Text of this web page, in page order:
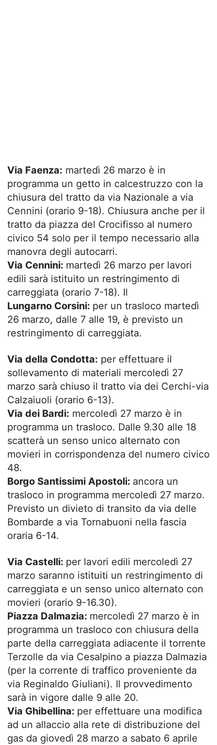
Via Faenza: martedì 26 marzo è in
programma un getto in calcestruzzo con la
chiusura del tratto da via Nazionale a via
Cennini (orario 9-18). Chiusura anche per il
tratto da piazza del Crocifisso al numero
civico 54 solo per il tempo necessario alla
manovra degli autocarri.
Via Cennini: martedì 26 marzo per lavori
edili sarà istituito un restringimento di
carreggiata (orario 7-18). Il
Lungarno Corsini: per un trasloco martedì
26 marzo, dalle 7 alle 19, è previsto un
restringimento di carreggiata.
Via della Condotta: per effettuare il
sollevamento di materiali mercoledì 27
marzo sarà chiuso il tratto via dei Cerchi-via
Calzaiuoli (orario 6-13).
Via dei Bardi: mercoledì 27 marzo è in
programma un trasloco. Dalle 9.30 alle 18
scatterà un senso unico alternato con
movieri in corrispondenza del numero civico
48.
Borgo Santissimi Apostoli: ancora un
trasloco in programma mercoledì 27 marzo.
Previsto un divieto di transito da via delle
Bombarde a via Tornabuoni nella fascia
oraria 6-14.
Via Castelli: per lavori edili mercoledì 27
marzo saranno istituiti un restringimento di
carreggiata e un senso unico alternato con
movieri (orario 9-16.30).
Piazza Dalmazia: mercoledì 27 marzo è in
programma un trasloco con chiusura della
parte della carreggiata adiacente il torrente
Terzolle da via Cesalpino a piazza Dalmazia
(per la corrente di traffico proveniente da
via Reginaldo Giuliani). Il provvedimento
sarà in vigore dalle 9 alle 20.
Via Ghibellina: per effettuare una modifica
ad un allaccio alla rete di distribuzione del
gas da giovedì 28 marzo a sabato 6 aprile